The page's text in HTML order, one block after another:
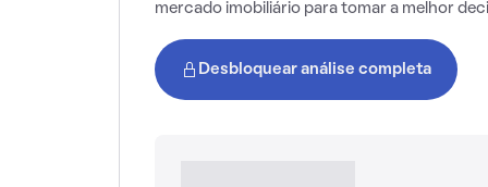
mercado imobiliário para tomar a melhor
Desbloquear análise completa